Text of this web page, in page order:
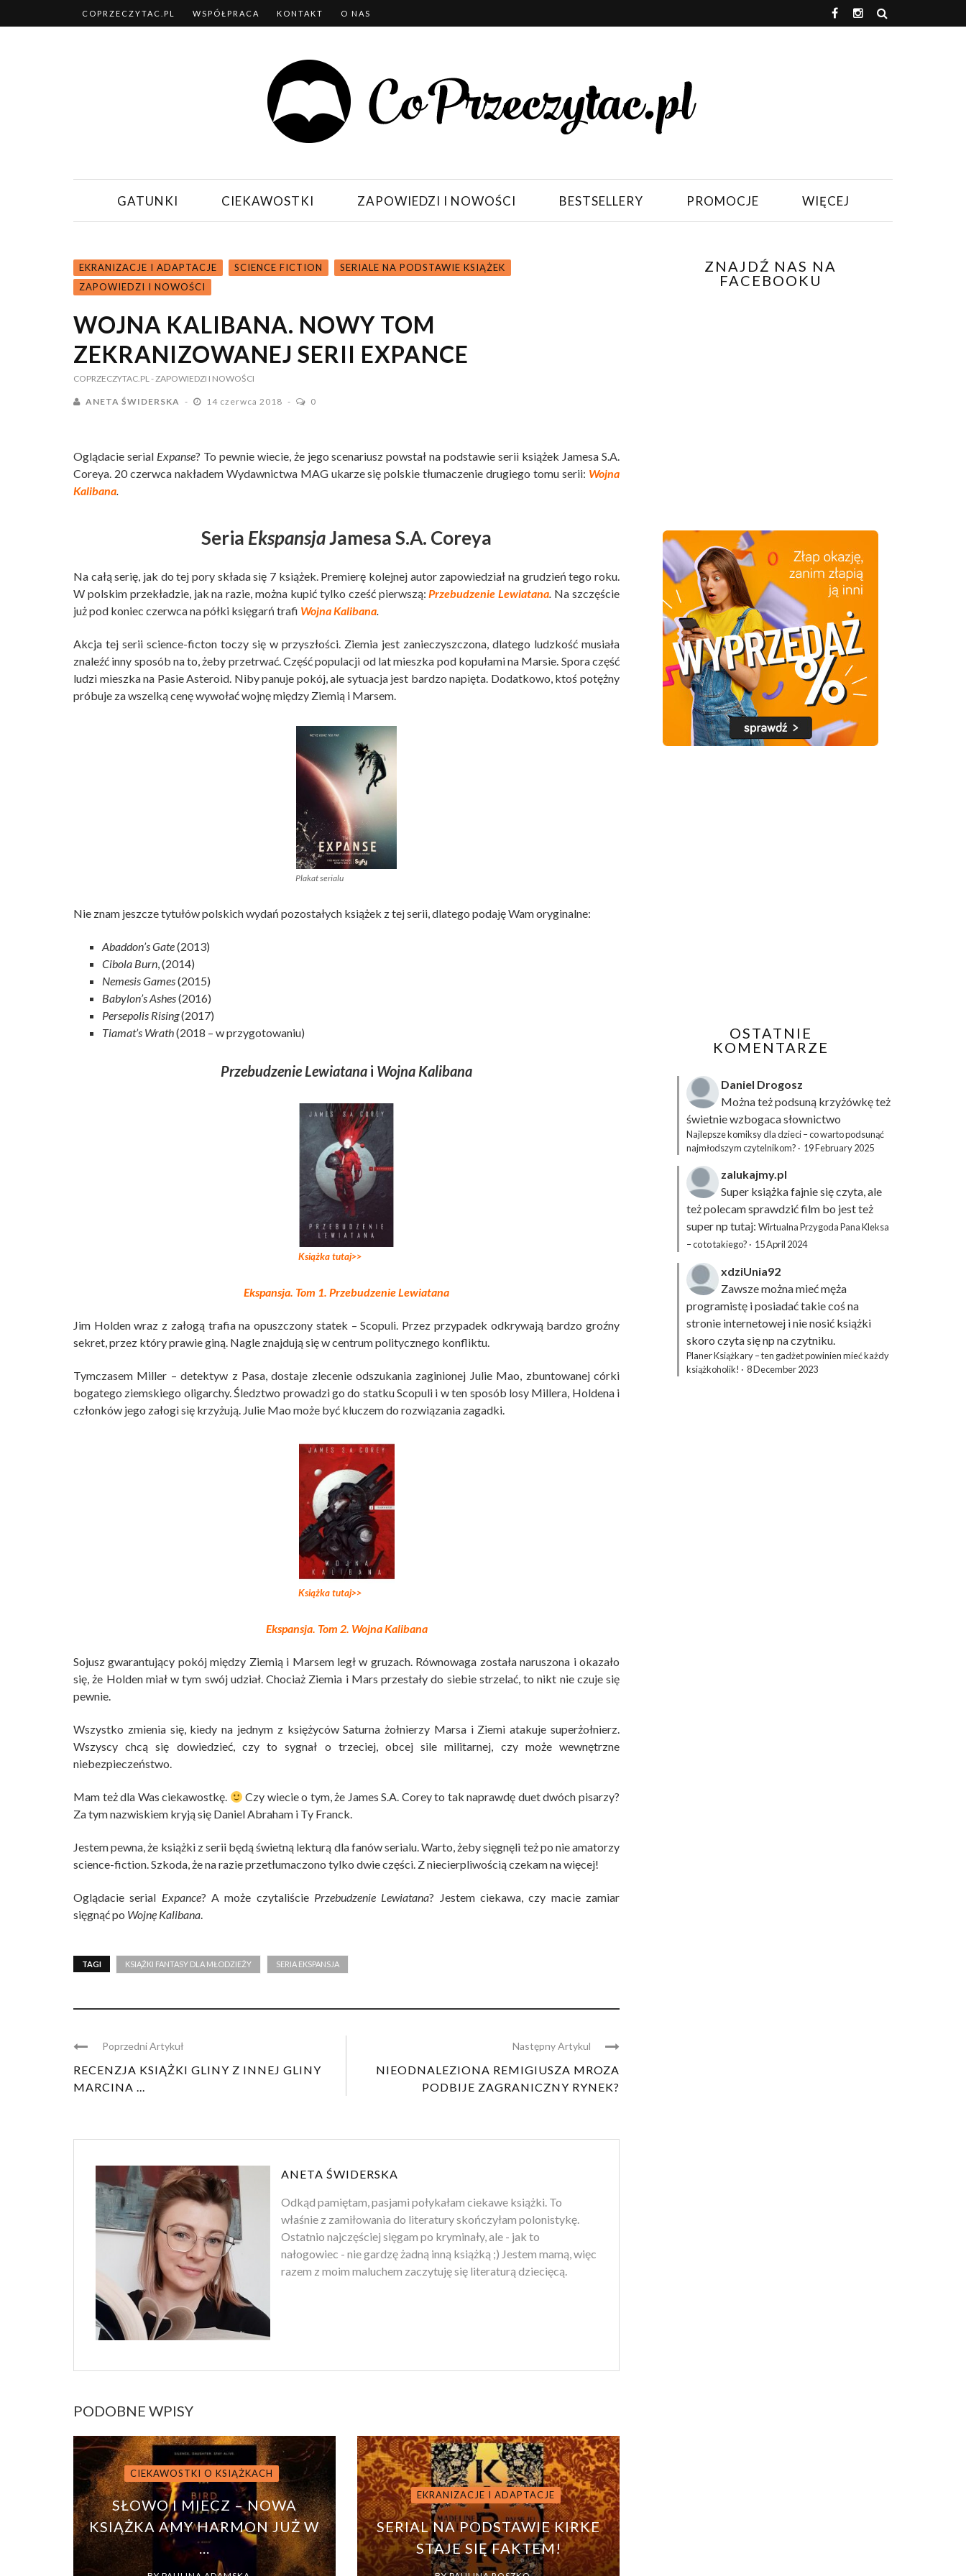
COPRZECZYTAC.PL WSPÓŁPRACA KONTAKT O NAS
GATUNKI CIEKAWOSTKI ZAPOWIEDZI I NOWOŚCI BESTSELLERY PROMOCJE WIĘCEJ
EKRANIZACJE I ADAPTACJE SCIENCE FICTION
SERIALE NA PODSTAWIE KSIĄŻEK
ZAPOWIEDZI I NOWOŚCI
WOJNA KALIBANA. NOWY TOM
ZEKRANIZOWANEJ SERII EXPANCE
COPRZECZYTAC.PL- ZAPOWIEDZI I NOWOŚCI
ANETA ŚWIDERSKA 14 czerwca 2018 0
Oglądacie serial Expanse? To pewnie wiecie, że jego scenariusz powstał na podstawie serii książek Jamesa S.A.
Coreya. 20 czerwca nakładem Wydawnictwa MAG ukarze się polskie tłumaczenie drugiego tomu serii: Wojna
Kalibana.
Seria EkspansjaJamesa S.A. Coreya
Na całą serię, jak do tej pory składa się 7 książek. Premierę kolejnej autor zapowiedział na grudzień tego roku.
W polskim przekładzie, jak na razie, można kupić tylko cześć pierwszą: Przebudzenie Lewiatana Na szczęście
już pod koniec czerwca na półki księgarń trafi Wojna Kalibana
Akcja tej serii science-ficton toczy się w przyszłości. Ziemia jest zanieczyszczona, dlatego ludzkość musiała
znaleźć inny sposób na to, żeby przetrwać. Część populacji od lat mieszka pod kopułami na Marsie. Spora część
ludzi mieszka na Pasie Asteroid. Niby panuje pokój, ale sytuacja jest bardzo napięta. Dodatkowo, ktoś potężny
próbuje za wszelką cenę wywołać wojnę między Ziemią i Marsem.
Plakat serialu
Nie znam jeszcze tytułów polskich wydań pozostałych książek z tej serii, dlatego podaję Wam oryginalne:
Abaddon’s Gate(2013)
Cibola Burn, (2014)
Nemesis Games(2015)
Babylon’s Ashes(2016)
Persepolis Rising(2017)
Tiamat’s Wrath(2018 – w przygotowaniu)
Przebudzenie Lewiatana i Wojna Kalibana
Książka tutaj>>
Ekspansja. Tom 1. Przebudzenie Lewiatana
Jim Holden wraz z załogą trafia na opuszczony statek – Scopuli. Przez przypadek odkrywają bardzo groźny
sekret, przez który prawie giną. Nagle znajdują się w centrum politycznego konfliktu.
Tymczasem Miller – detektyw z Pasa, dostaje zlecenie odszukania zaginionej Julie Mao, zbuntowanej córki
bogatego ziemskiego oligarchy. Śledztwo prowadzi go do statku Scopuli i w ten sposób losy Millera, Holdena i
członków jego załogi się krzyżują. Julie Mao może być kluczem do rozwiązania zagadki.
Książka tutaj>>
Ekspansja. Tom 2. Wojna Kalibana
Sojusz gwarantujący pokój między Ziemią i Marsem legł w gruzach. Równowaga została naruszona i okazało
się, że Holden miał w tym swój udział. Chociaż Ziemia i Mars przestały do siebie strzelać, to nikt nie czuje się
pewnie.
Wszystko zmienia się, kiedy na jednym z księżyców Saturna żołnierzy Marsa i Ziemi atakuje superżołnierz.
Wszyscy chcą się dowiedzieć, czy to sygnał o trzeciej, obcej sile militarnej, czy może wewnętrzne
niebezpieczeństwo.
Mam też dla Was ciekawostkę.
Czy wiecie o tym, że James S.A. Corey to tak naprawdę duet dwóch pisarzy?
Za tym nazwiskiem kryją się Daniel Abraham i Ty Franck.
Jestem pewna, że książki z serii będą świetną lekturą dla fanów serialu. Warto, żeby sięgnęli też po nie amatorzy
science-fiction. Szkoda, że na razie przetłumaczono tylko dwie części. Z niecierpliwością czekam na więcej!
Oglądacie serial Expance? A może czytaliście Przebudzenie Lewiatana? Jestem ciekawa, czy macie zamiar
sięgnąć po Wojnę Kalibana.
TAGI KSIĄŻKI FANTASY DLA MŁODZIEŻY SERIA EKSPANSJA
Poprzedni Artykuł
RECENZJA KSIĄŻKI GLINY Z INNEJ GLINY
MARCINA ...
Następny Artykul
NIEODNALEZIONA REMIGIUSZA MROZA
PODBIJE ZAGRANICZNY RYNEK?
ANETA ŚWIDERSKA
Odkąd pamiętam, pasjami połykałam ciekawe książki. To
właśnie z zamiłowania do literatury skończyłam polonistykę.
Ostatnio najczęściej sięgam po kryminały, ale - jak to
nałogowiec - nie gardzę żadną inną książką ;) Jestem mamą, więc
razem z moim maluchem zaczytuję się literaturą dziecięcą.
PODOBNE WPISY
CIEKAWOSTKI O KSIĄŻKACH
SŁOWO I MIECZ – NOWA
KSIĄŻKA AMY HARMON JUŻ W
...
EKRANIZACJE I ADAPTACJE
SERIAL NA PODSTAWIE KIRKE
STAJE SIĘ FAKTEM!
ZNAJDŹ NAS NA
FACEBOOKU
OSTATNIE
KOMENTARZE
Daniel Drogosz
Można też podsuną krzyżówkęteż
świetnie wzbogaca słownictwo
Najlepsze komiksy dla dzieci – co warto podsunąć
najmłodszym czytelnikom? · 19 February 2025
zalukajmy.pl
Super książka fajnie się czyta, ale
też polecam sprawdzić film bo jest też
super np tutaj: Wirtualna Przygoda Pana Kleksa
– co to takiego? · 15 April 2024
xdziUnia92
Zawsze można mieć męża
programistę i posiadać takie coś na
stronie internetowej i nie nosić książki
skoro czyta się np na czytniku.
Planer Książkary – ten gadżet powinien mieć każdy
książkoholik! · 8 December 2023